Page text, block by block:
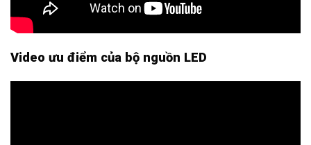
Video ưu điểm của bộ nguồn LED